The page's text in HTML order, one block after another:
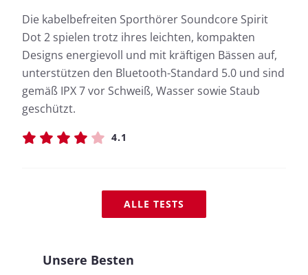
Die kabelbefreiten Sporthörer Soundcore Spirit
Dot 2 spielen trotz ihres leichten, kompakten
Designs energievoll und mit kräftigen Bässen auf,
unterstützen den Bluetooth-Standard 5.0 und sind
gemäß IPX 7 vor Schweiß, Wasser sowie Staub
geschützt.
4.1
ALLE TESTS
Unsere Besten